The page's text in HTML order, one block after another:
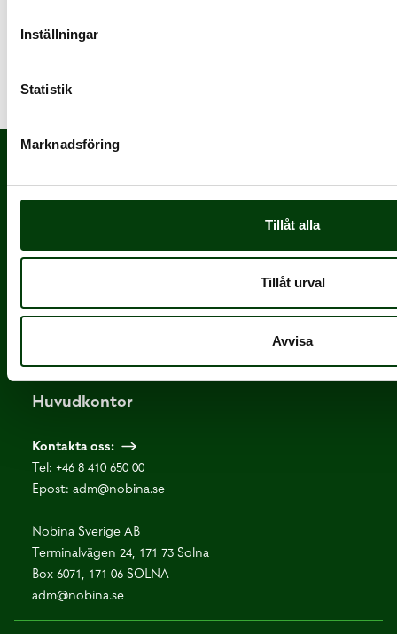
Inställningar
Statistik
Marknadsföring
Tillåt alla
Tillåt urval
Avvisa
Nobina är Nordens största och mest erfarna
Huvudkontor
Kontakta oss:
Tel: +46 8 410 650 00
Epost: adm@nobina.se
Nobina Sverige AB
Terminalvägen 24, 171 73 Solna
Box 6071, 171 06 SOLNA
adm@nobina.se